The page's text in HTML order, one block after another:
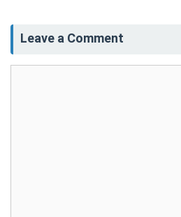
Leave a Comment